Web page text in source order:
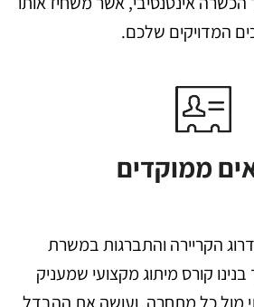
המדויקים שלכם.
ממוקדים
הקריירה והתברגות במשרת
קורס מיתוג מקצועי שמעניק
מול כל מתחרה, ועושה את ההבדל